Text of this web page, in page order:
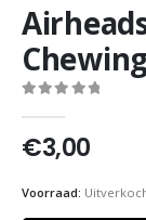
€3,00
Voorraad: